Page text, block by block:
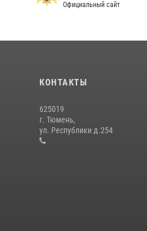
Официальный сайт
КОНТАКТЫ
625019
г. Тюмень,
ул. Республики д.254